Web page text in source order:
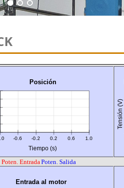
Tiempo (s)
Posición
-0.6 -0.2 0.2 0.6 1.0
Poten. EntradaPoten. Salida
Entrada al motor
Tensión (V)